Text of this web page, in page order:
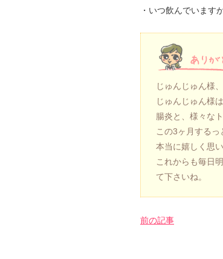
・いつ飲んでいま
じゅんじゅん様
じゅんじゅん様
腸炎と、様々な
この3ヶ月する
本当に嬉しく思
これからも毎日
て下さいね。
前の記事